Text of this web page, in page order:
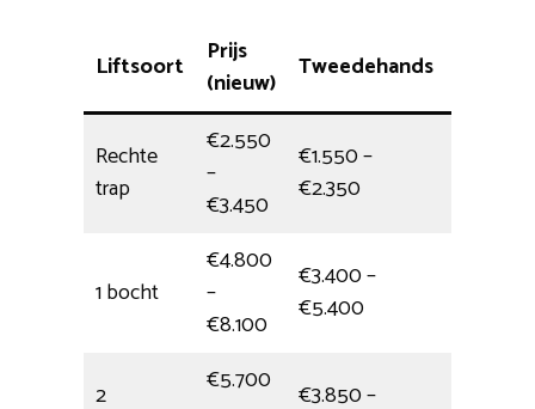
Liftsoort
Prijs
(nieuw)
Tweedehands
Rechte
trap
€2.550
–
€3.450
€1.550 –
€2.350
1 bocht
€4.800
–
€8.100
€3.400 –
€5.400
2
€5.700
€3.850 –